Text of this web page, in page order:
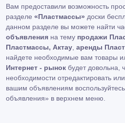
Вам предоставили возможность
разделе «Пластмассы» доски
данном разделе вы можете найти
объявления на тему продажи
Пластмассы, Актау аренды
найдете необходимые вам товары
Интернет - рынок будет довольна,
необходимости отредактировать
вашим объявлениям
объявления» в верхнем меню.